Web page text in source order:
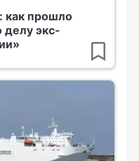
как прошло
делу экс-